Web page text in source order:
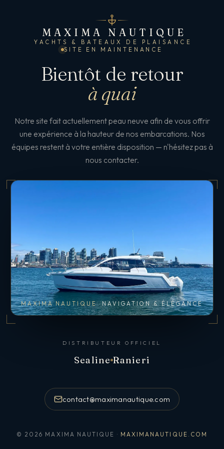
MAXIMA NAUTIQUE
YACHTS & BATEAUX DE PLAISANCE
SITE EN MAINTENANCE
Bientôt de retour
à quai
Notre site fait actuellement peau neuve afin de vous offrir
une expérience à la hauteur de nos embarcations. Nos
équipes restent à votre entière disposition — n'hésitez pas à
nous contacter.
MAXIMA NAUTIQUE NAVIGATION & ÉLÉGANCE
DISTRIBUTEUR OFFICIEL
Sealine Ranieri
contact@maximanautique.com
© 2026 MAXIMA NAUTIQUE · MAXIMANAUTIQUE.COM